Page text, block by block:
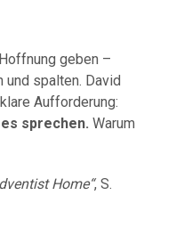
geben –
und spalten. David
Aufforderung:
sprechen. Warum
Home“, S.